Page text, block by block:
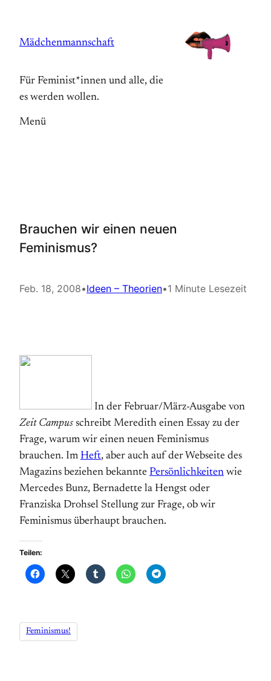
springen
Mädchenmannschaft
Für Feminist*innen und alle, die
es werden wollen.
Menü
Brauchen wir einen neuen
Feminismus?
Feb. 18, 2008•Ideen – Theorien•1 Minute Lesezeit
In der Februar/März-Ausgabe von
Zeit Campus schreibt Meredith einen Essay zu der
Frage, warum wir einen neuen Feminismus
brauchen. Im Heft, aber auch auf der Webseite des
Magazins beziehen bekannte Persönlichkeiten wie
Mercedes Bunz, Bernadette la Hengst oder
Franziska Drohsel Stellung zur Frage, ob wir
Feminismus überhaupt brauchen.
Teilen:
Feminismus!